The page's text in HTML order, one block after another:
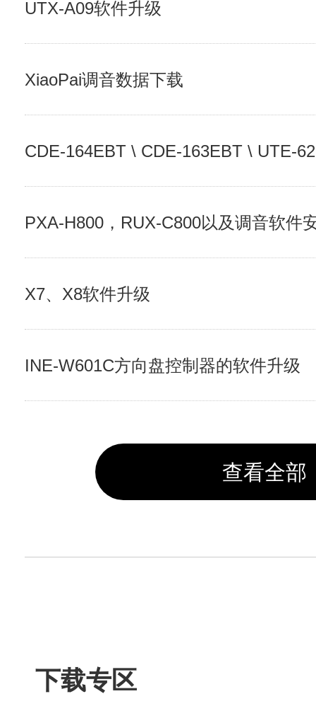
UTX-A09软件升级
XiaoPai调音数据下载
CDE-164EBT \ CDE-163EBT \ UTE-62EBT
PXA-H800，RUX-C800以及调音软件
X7、X8软件升级
INE-W601C方向盘控制器的软件升级
查看全部
下载专区